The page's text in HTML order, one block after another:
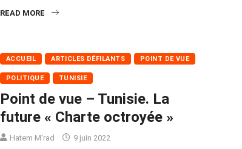
READ MORE
ACCUEIL ARTICLES DÉFILANTS POINT DE VUE
POLITIQUE TUNISIE
Point de vue – Tunisie. La
future « Charte octroyée »
Hatem M'rad 9 juin 2022